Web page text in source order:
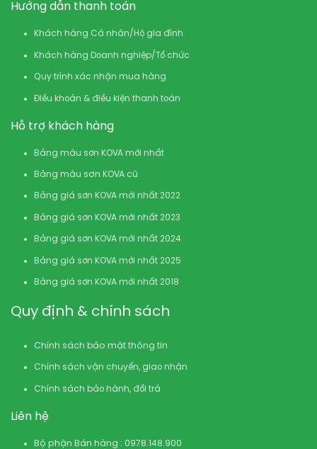
Hướng dẫn thanh toán
Khách hàng Cá nhân/Hộ gia đình
Khách hàng Doanh nghiệp/Tổ chức
Quy trình xác nhận mua hàng
Điều khoản & điều kiện thanh toán
Hỗ trợ khách hàng
Bảng màu sơn KOVA mới nhất
Bảng màu sơn KOVA cũ
Bảng giá sơn KOVA mới nhất 2022
Bảng giá sơn KOVA mới nhất 2023
Bảng giá sơn KOVA mới nhất 2024
Bảng giá sơn KOVA mới nhất 2025
Bảng giá sơn KOVA mới nhất 2018
Quy định & chính sách
Chính sách bảo mật thông tin
Chính sách vận chuyển, giao nhận
Chính sách bảo hành, đổi trả
Liên hệ
Bộ phận Bán hàng : 0978.148.900